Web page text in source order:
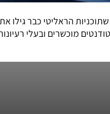
הראליטי כבר גילו
מוכשרים ובעלי